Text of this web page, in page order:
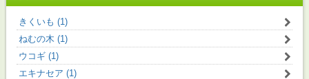
きくいも (1)
ねむの木 (1)
ウコギ (1)
エキナセア (1)